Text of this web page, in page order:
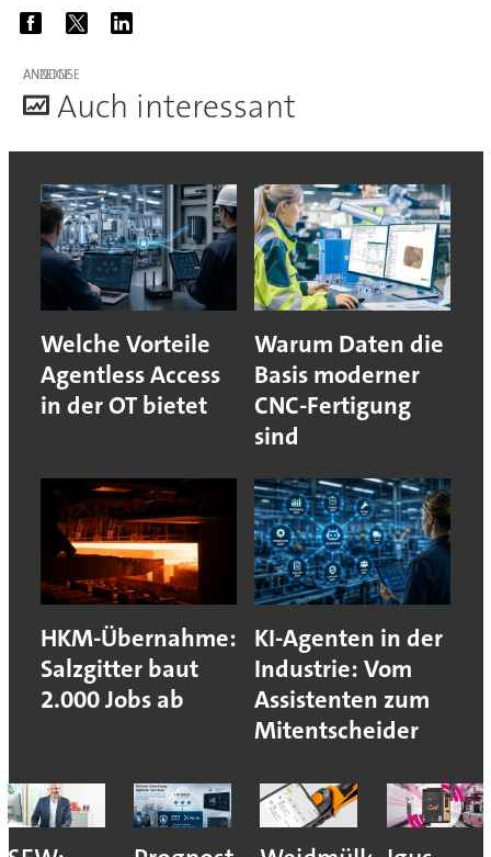
ANZEIGE
Auch interessant
Welche Vorteile
Agentless Access
in der OT bietet
Warum Daten die
Basis moderner
CNC-Fertigung
sind
HKM-Übernahme:
Salzgitter baut
2.000 Jobs ab
KI-Agenten in der
Industrie: Vom
Assistenten zum
Mitentscheider